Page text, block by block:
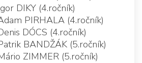
DIKY (4.ročník)
PIRHALA (4.ročník)
DÓCS (4.ročník)
BANDŽÁK (5.ročník)
ZIMMER (5.ročník)